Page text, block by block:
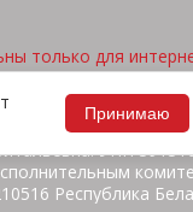
только для
2026, © "Арена
УНП
Республика
Принимаю